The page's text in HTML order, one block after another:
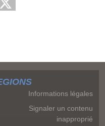
Informations légales
Signaler un contenu
inapproprié